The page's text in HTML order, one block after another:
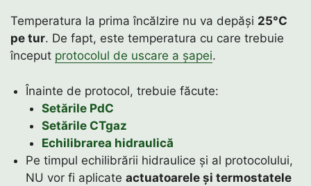
Temperatura la prima încălzire nu va depăși 25°C
pe tur. De fapt, este temperatura cu care trebuie
început protocolul de uscare a șapei.
Înainte de protocol, trebuie făcute:
Setările PdC
Setările CTgaz
Echilibrarea hidraulică
Pe timpul echilibrării hidraulice și al protocolului,
NU vor fi aplicateactuatoarele și termostatele